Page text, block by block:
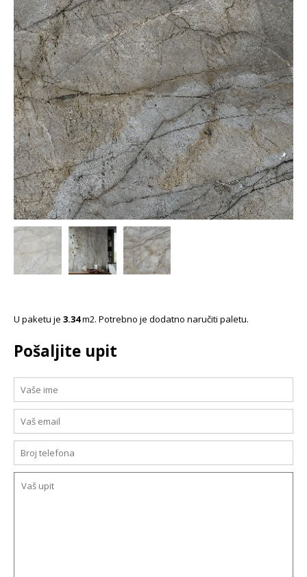
U paketu je 3.34m2. Potrebno je dodatno naručiti paletu.
Pošaljite upit